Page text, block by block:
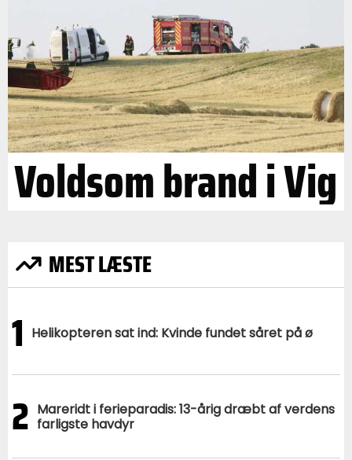
Voldsom brand i Vig
MEST LÆSTE
1 Helikopteren sat ind: Kvinde fundet såret på ø
2 Mareridt i ferieparadis: 13-årig dræbt af verdens
farligste havdyr